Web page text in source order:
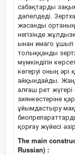
сабақтарды
дәлелдеді.
жасанды
негізінде
ынан имаго
толыққанды
мүмкіндігін
көгеруі оның әрі
айқындайды.
алғаш рет жүгері
зиянкестеріне
ұйымдастыру
қорғау жүйесі
The main
Russian) :